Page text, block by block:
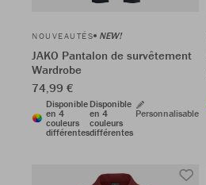
NOUVEAUTÉS NEW!
JAKO Pantalon de survêtement
Wardrobe
74,99 €
Disponible
en 4
couleurs
différentes
Disponible
en 4
couleurs
différentes
Personnalisable